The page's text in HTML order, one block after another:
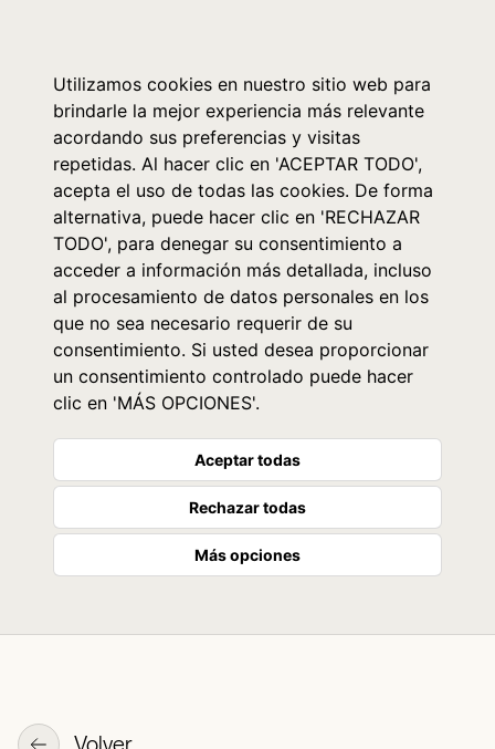
Utilizamos cookies en nuestro sitio web para
brindarle la mejor experiencia más relevante
acordando sus preferencias y visitas
repetidas. Al hacer clic en 'ACEPTAR TODO',
acepta el uso de todas las cookies. De forma
alternativa, puede hacer clic en 'RECHAZAR
TODO', para denegar su consentimiento a
acceder a información más detallada, incluso
al procesamiento de datos personales en los
que no sea necesario requerir de su
consentimiento. Si usted desea proporcionar
un consentimiento controlado puede hacer
clic en 'MÁS OPCIONES'.
Aceptar todas
Rechazar todas
Más opciones